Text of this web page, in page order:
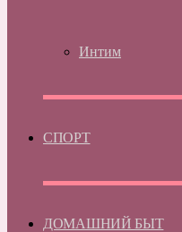
Интим
СПОРТ
ДОМАШНИЙ БЫТ